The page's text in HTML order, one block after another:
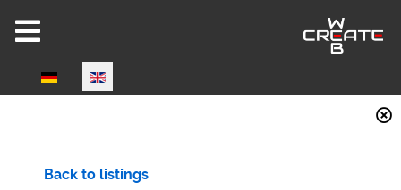
Select your language
Joomla 6 ready!
Back to listings